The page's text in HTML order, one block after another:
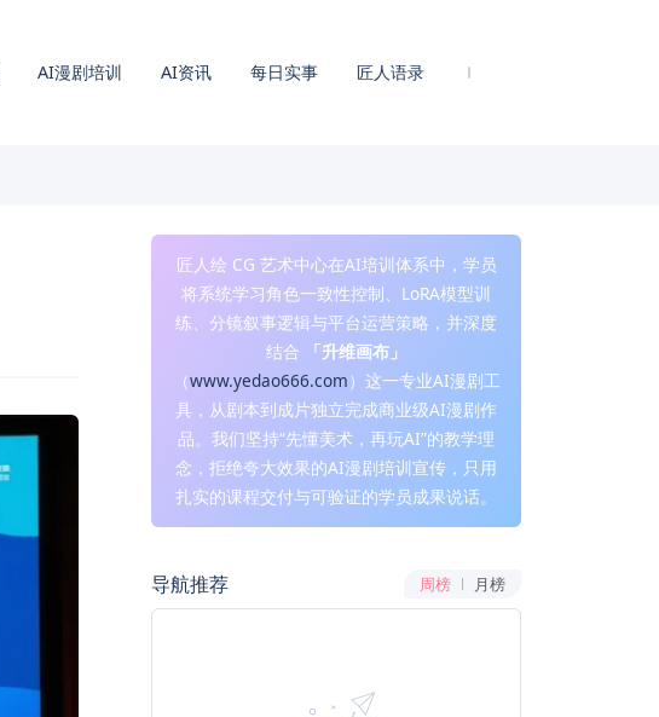
AI漫剧培训 AI资讯 每日实事 匠人语录
匠人绘 CG 艺术中心在AI培训体系中，学员
将系统学习角色一致性控制、LoRA模型训
练、分镜叙事逻辑与平台运营策略，并深度
结合
「升维画布」
（www.yedao666.com）这一专业AI漫剧工
具，从剧本到成片独立完成商业级AI漫剧作
品。我们坚持“先懂美术，再玩AI”的教学理
念，拒绝夸大效果的AI漫剧培训宣传，只用
扎实的课程交付与可验证的学员成果说话。
导航推荐 周榜 月榜